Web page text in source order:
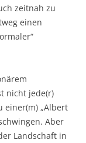
zeitnah zu
einen
nicht jede(r)
einer(m) „Albert
Aber
Landschaft in